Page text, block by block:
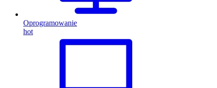
Oprogramowanie
hot